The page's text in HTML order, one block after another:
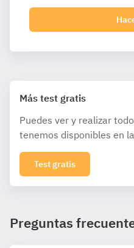
Más test gratis
Puedes ver y realizar
tenemos disponibles en
Test gratis
Preguntas